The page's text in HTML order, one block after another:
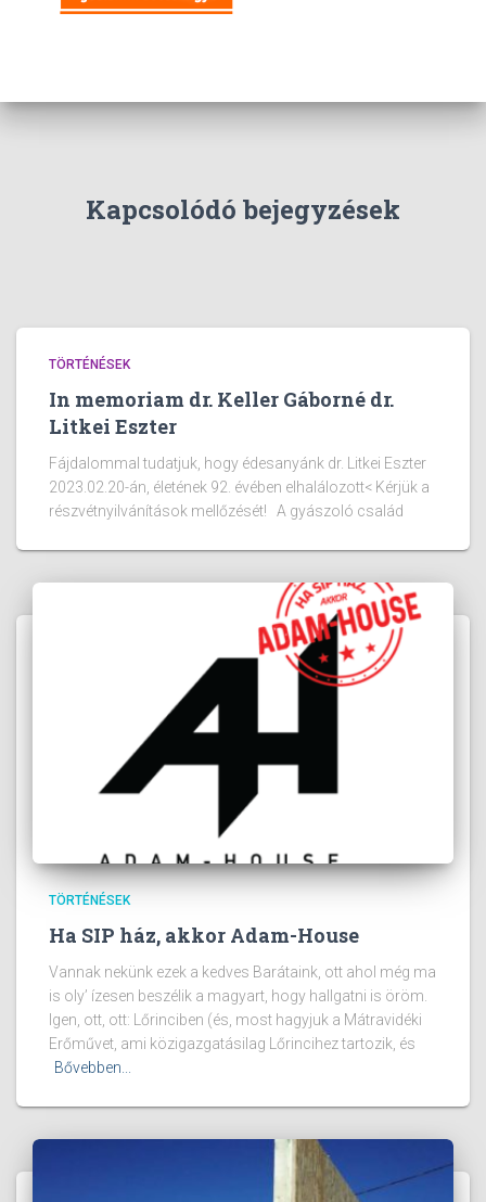
Kapcsolódó bejegyzések
TÖRTÉNÉSEK
In memoriam dr. Keller Gáborné dr.
Litkei Eszter
Fájdalommal tudatjuk, hogy édesanyánk dr. Litkei Eszter
2023.02.20-án, életének 92. évében elhalálozott< Kérjük a
részvétnyilvánítások mellőzését! A gyászoló család
TÖRTÉNÉSEK
Ha SIP ház, akkor Adam-House
Vannak nekünk ezek a kedves Barátaink, ott ahol még ma
is oly’ ízesen beszélik a magyart, hogy hallgatni is öröm.
Igen, ott, ott: Lőrinciben (és, most hagyjuk a Mátravidéki
Erőművet, ami közigazgatásilag Lőrincihez tartozik, és
Bővebben...